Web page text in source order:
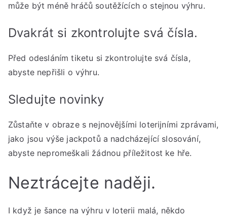
může být méně hráčů soutěžících o stejnou výhru.
Dvakrát si zkontrolujte svá čísla.
Před odesláním tiketu si zkontrolujte svá čísla,
abyste nepřišli o výhru.
Sledujte novinky
Zůstaňte v obraze s nejnovějšími loterijními zprávami,
jako jsou výše jackpotů a nadcházející slosování,
abyste nepromeškali žádnou příležitost ke hře.
Neztrácejte naději.
I když je šance na výhru v loterii malá, někdo